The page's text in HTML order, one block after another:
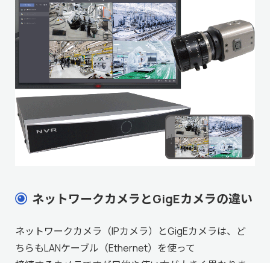
ネットワークカメラとGigEカメラの違い
ネットワークカメラ（IPカメラ）とGigEカメラは、ど
ちらもLANケーブル（Ethernet）を使って